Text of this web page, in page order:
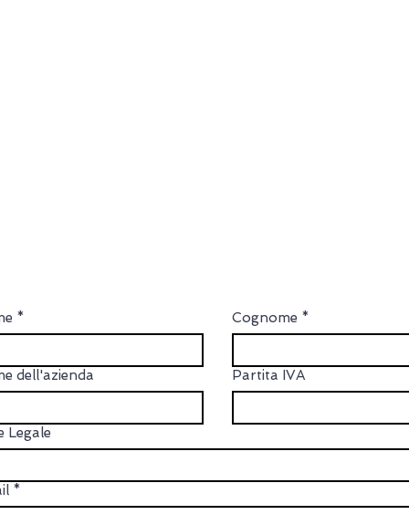
* Cognome *
dell'azienda Partita IVA
Legale
*